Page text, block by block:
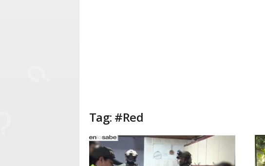
Tag: #Red